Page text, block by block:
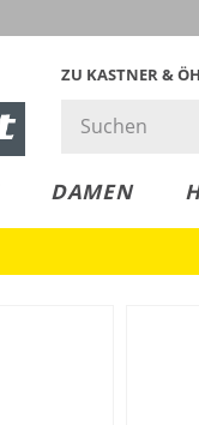
ZU KASTNER &
DAMEN